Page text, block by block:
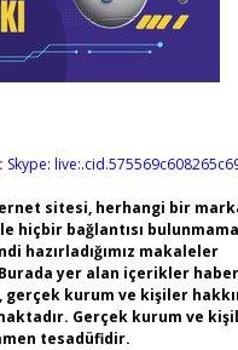
Skype:
sitesi, herhangi bir
hiçbir bağlantısı
hazırladığımız makaleler
yer alan içerikler
gerçek kurum ve kişiler
Gerçek kurum ve
tesadüfidir.